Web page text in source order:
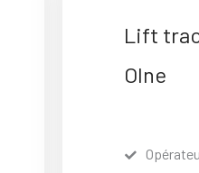
Lift
Olne